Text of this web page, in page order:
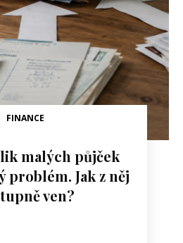
FINANCE
malých půjček
problém. Jak z něj
ven?